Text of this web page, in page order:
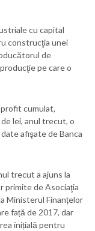
cu capital
construcţia unei
de
pe care o
cumulat,
lei, anul trecut, o
afişate de Banca
trecut a ajuns la
primite de Asociaţia
Ministerul Finanțelor
față de 2017, dar
inițială pentru